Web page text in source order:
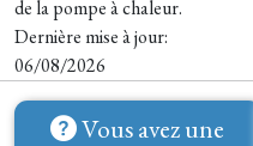
de la pompe à chaleur.
Dernière mise à jour:
06/08/2026
Vous avez une